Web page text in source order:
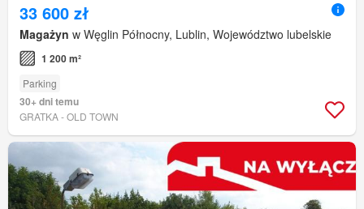
33 600 zł
Magażyn w Węglin Północny, Lublin, Województwo lubelskie
1 200 m²
Parking
30+ dni temu
GRATKA - OLD TOWN